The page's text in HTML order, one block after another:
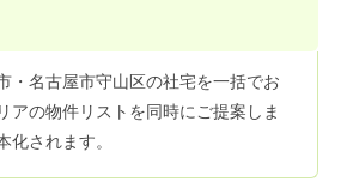
・名古屋市守山区の社宅を一括でお
アの物件リストを同時にご提案しま
化されます。